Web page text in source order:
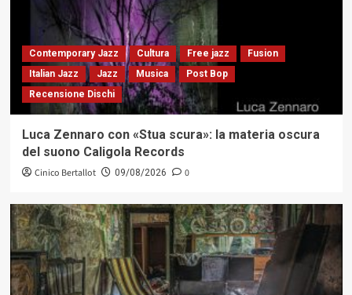
Contemporary Jazz Cultura Free jazz
Fusion
Italian Jazz
Jazz Musica
Post Bop
Recensione Dischi
Luca Zennaro con «Stua scura»: la materia oscura
del suono Caligola Records
Cinico Bertallot 09/08/2026 0